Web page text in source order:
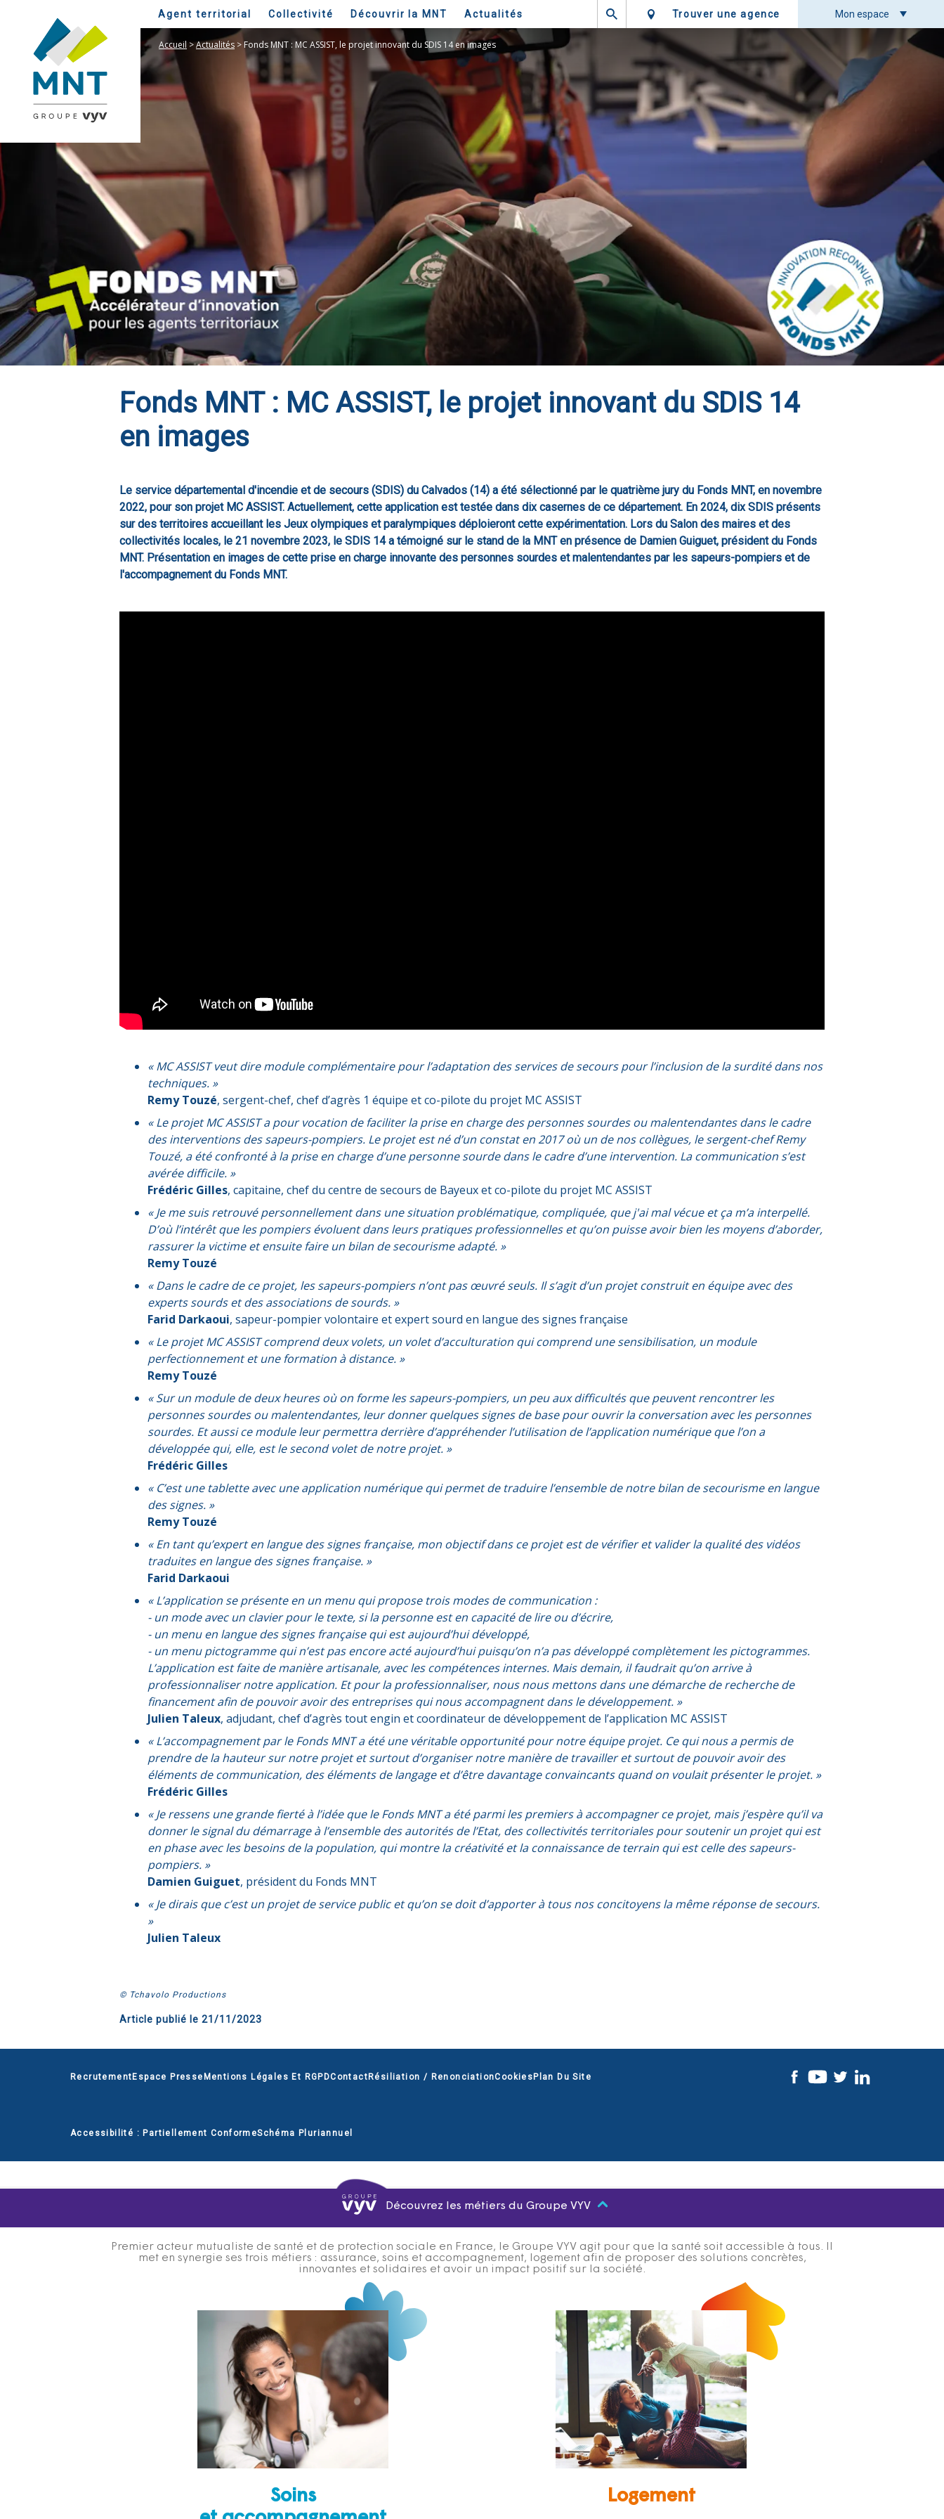
Agent territorial Collectivité Découvrir la MNT Actualités Trouver une agence Mon espace
Accueil >Actualités >Fonds MNT : MC ASSIST, le projet innovant du SDIS 14 en images
Fonds MNT : MC ASSIST, le projet innovant du SDIS 14
en images
Le service départemental d'incendie et de secours (SDIS) du Calvados (14) a été sélectionné par le quatrième jury du Fonds MNT, en novembre
2022, pour son projet MC ASSIST. Actuellement, cette application est testée dans dix casernes de ce département. En 2024, dix SDIS présents
sur des territoires accueillant les Jeux olympiques et paralympiques déploieront cette expérimentation. Lors du Salon des maires et des
collectivités locales, le 21 novembre 2023, le SDIS 14 a témoigné sur le stand de la MNT en présence de Damien Guiguet, président du Fonds
MNT. Présentation en images de cette prise en charge innovante des personnes sourdes et malentendantes par les sapeurs-pompiers et de
l'accompagnement du Fonds MNT.
« MC ASSIST veut dire module complémentaire pour l’adaptation des services de secours pour l’inclusion de la surdité dans nos
techniques. »
Remy Touzé, sergent-chef, chef d’agrès 1 équipe et co-pilote du projet MC ASSIST
« Le projet MC ASSIST a pour vocation de faciliter la prise en charge des personnes sourdes ou malentendantes dans le cadre
des interventions des sapeurs-pompiers. Le projet est né d’un constat en 2017 où un de nos collègues, le sergent-chef Remy
Touzé, a été confronté à la prise en charge d’une personne sourde dans le cadre d’une intervention. La communication s’est
avérée difficile. »
Frédéric Gilles, capitaine, chef du centre de secours de Bayeux et co-pilote du projet MC ASSIST
« Je me suis retrouvé personnellement dans une situation problématique, compliquée, que j'ai mal vécue et ça m’a interpellé.
D’où l’intérêt que les pompiers évoluent dans leurs pratiques professionnelles et qu’on puisse avoir bien les moyens d’aborder,
rassurer la victime et ensuite faire un bilan de secourisme adapté. »
Remy Touzé
« Dans le cadre de ce projet, les sapeurs-pompiers n’ont pas œuvré seuls. Il s’agit d’un projet construit en équipe avec des
experts sourds et des associations de sourds. »
Farid Darkaoui, sapeur-pompier volontaire et expert sourd en langue des signes française
« Le projet MC ASSIST comprend deux volets, un volet d’acculturation qui comprend une sensibilisation, un module
perfectionnement et une formation à distance. »
Remy Touzé
« Sur un module de deux heures où on forme les sapeurs-pompiers, un peu aux difficultés que peuvent rencontrer les
personnes sourdes ou malentendantes, leur donner quelques signes de base pour ouvrir la conversation avec les personnes
sourdes. Et aussi ce module leur permettra derrière d’appréhender l’utilisation de l’application numérique que l’on a
développée qui, elle, est le second volet de notre projet. »
Frédéric Gilles
« C’est une tablette avec une application numérique qui permet de traduire l’ensemble de notre bilan de secourisme en langue
des signes. »
Remy Touzé
« En tant qu’expert en langue des signes française, mon objectif dans ce projet est de vérifier et valider la qualité des vidéos
traduites en langue des signes française. »
Farid Darkaoui
« L’application se présente en un menu qui propose trois modes de communication :
- un mode avec un clavier pour le texte, si la personne est en capacité de lire ou d’écrire,
- un menu en langue des signes française qui est aujourd’hui développé,
- un menu pictogramme qui n’est pas encore acté aujourd’hui puisqu’on n’a pas développé complètement les pictogrammes.
L’application est faite de manière artisanale, avec les compétences internes. Mais demain, il faudrait qu’on arrive à
professionnaliser notre application. Et pour la professionnaliser, nous nous mettons dans une démarche de recherche de
financement afin de pouvoir avoir des entreprises qui nous accompagnent dans le développement. »
Julien Taleux, adjudant, chef d’agrès tout engin et coordinateur de développement de l’application MC ASSIST
« L’accompagnement par le Fonds MNT a été une véritable opportunité pour notre équipe projet. Ce qui nous a permis de
prendre de la hauteur sur notre projet et surtout d’organiser notre manière de travailler et surtout de pouvoir avoir des
éléments de communication, des éléments de langage et d’être davantage convaincants quand on voulait présenter le projet. »
Frédéric Gilles
« Je ressens une grande fierté à l’idée que le Fonds MNT a été parmi les premiers à accompagner ce projet, mais j’espère qu’il va
donner le signal du démarrage à l’ensemble des autorités de l’Etat, des collectivités territoriales pour soutenir un projet qui est
en phase avec les besoins de la population, qui montre la créativité et la connaissance de terrain qui est celle des sapeurs-
pompiers. »
Damien Guiguet, président du Fonds MNT
« Je dirais que c’est un projet de service public et qu’on se doit d’apporter à tous nos concitoyens la même réponse de secours.
»
Julien Taleux
© Tchavolo Productions
Article publié le 21/11/2023
RecrutementEspace Presse Mentions Légales Et RGPDContactRésiliation / RenonciationCookiesPlan Du Site
Accessibilité : Partiellement ConformeSchéma Pluriannuel
Découvrez les métiers du Groupe VYV
Premier acteur mutualiste de santé et de protection sociale en France, le Groupe VYV agit pour que la santé soit accessible à tous. Il
met en synergie ses trois métiers : assurance, soins et accompagnement, logement afin de proposer des solutions concrètes,
innovantes et solidaires et avoir un impact positif sur la société.
Soins
Logement